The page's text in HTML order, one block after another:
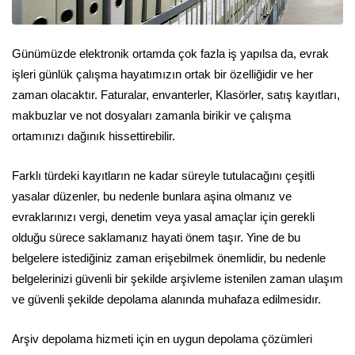
Günümüzde elektronik ortamda çok fazla iş yapılsa da, evrak
işleri günlük çalışma hayatımızın ortak bir özelliğidir ve her
zaman olacaktır. Faturalar, envanterler, Klasörler, satış kayıtları,
makbuzlar ve not dosyaları zamanla birikir ve çalışma
ortamınızı dağınık hissettirebilir.
Farklı türdeki kayıtların ne kadar süreyle tutulacağını çeşitli
yasalar düzenler, bu nedenle bunlara aşina olmanız ve
evraklarınızı vergi, denetim veya yasal amaçlar için gerekli
olduğu sürece saklamanız hayati önem taşır. Yine de bu
belgelere istediğiniz zaman erişebilmek önemlidir, bu nedenle
belgelerinizi güvenli bir şekilde arşivleme istenilen zaman ulaşım
ve güvenli şekilde depolama alanında muhafaza edilmesidır.
Arşiv depolama hizmeti için en uygun depolama çözümleri